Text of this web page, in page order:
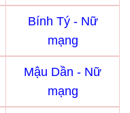
Bính Tý - Nữ
mạng
Mậu Dần - Nữ
mạng